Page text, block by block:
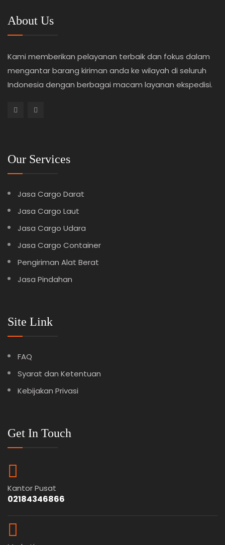
About Us
Kami memberikan pelayanan terbaik dan fokus dalam
mengantar barang kiriman anda ke wilayah di seluruh
Indonesia dengan berbagai macam layanan ekspedisi.
Our Services
Jasa Cargo Darat
Jasa Cargo Laut
Jasa Cargo Udara
Jasa Cargo Container
Pengiriman Alat Berat
Jasa Pindahan
Site Link
FAQ
Syarat dan Ketentuan
Kebijakan Privasi
Get In Touch
Kantor Pusat
02184346866